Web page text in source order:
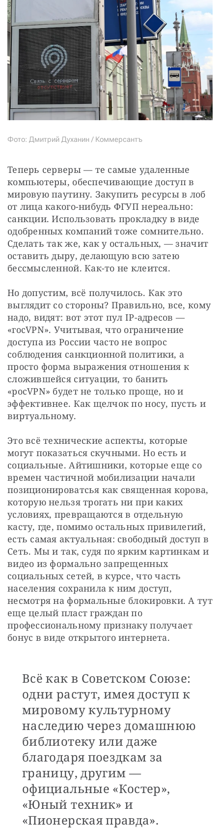
Фото: Дмитрий Духанин / Коммерсантъ
Теперь серверы — те самые удаленные
компьютеры, обеспечивающие доступ в
мировую паутину. Закупить ресурсы в лоб
от лица какого-нибудь ФГУП нереально:
санкции. Использовать прокладку в виде
одобренных компаний тоже сомнительно.
Сделать так же, как у остальных, — значит
оставить дыру, делающую всю затею
бессмысленной. Как-то не клеится.
Но допустим, всё получилось. Как это
выглядит со стороны? Правильно, все, кому
надо, видят: вот этот пул IP-адресов —
«госVPN». Учитывая, что ограничение
доступа из России часто не вопрос
соблюдения санкционной политики, а
просто форма выражения отношения к
сложившейся ситуации, то банить
«росVPN» будет не только проще, но и
эффективнее. Как щелчок по носу, пусть и
виртуальному.
Это всё технические аспекты, которые
могут показаться скучными. Но есть и
социальные. Айтишники, которые еще со
времен частичной мобилизации начали
позиционироватсья как священная корова,
которую нельзя трогать ни при каких
условиях, превращаются в отдельную
касту, где, помимо остальных привилегий,
есть самая актуальная: свободный доступ в
Сеть. Мы и так, судя по ярким картинкам и
видео из формально запрещенных
социальных сетей, в курсе, что часть
населения сохранила к ним доступ,
несмотря на формальные блокировки. А тут
еще целый пласт граждан по
профессиональному признаку получает
бонус в виде открытого интернета.
Всё как в Советском Союзе:
одни растут, имея доступ к
мировому культурному
наследию через домашнюю
библиотеку или даже
благодаря поездкам за
границу, другим —
официальные «Костер»,
«Юный техник» и
«Пионерская правда».